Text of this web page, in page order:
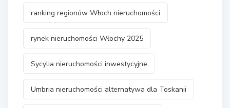
ranking regionów Włoch nieruchomości
rynek nieruchomości Włochy 2025
Sycylia nieruchomości inwestycyjne
Umbria nieruchomości alternatywa dla Toskanii